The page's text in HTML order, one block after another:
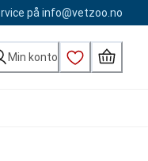
på info@vetzoo.no
Min konto